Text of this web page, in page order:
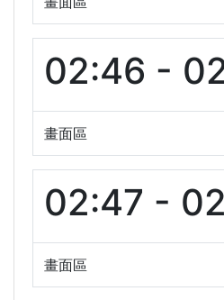
02:46 -
畫面區
02:47 -
畫面區